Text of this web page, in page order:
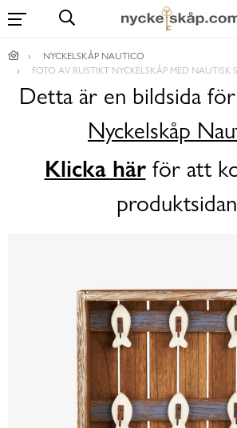
NYCKELSKÅP NAUTICO
FOTO AV RUSTIKT NYCKELSKÅP MED NAUTISK
Detta är en bildsida
Nyckelskåp
Klicka härför att